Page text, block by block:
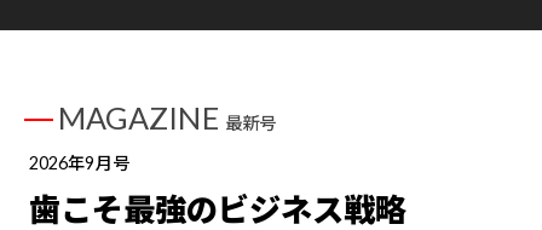
MAGAZINE 最新号
2026年9月号
歯こそ最強のビジネス戦略